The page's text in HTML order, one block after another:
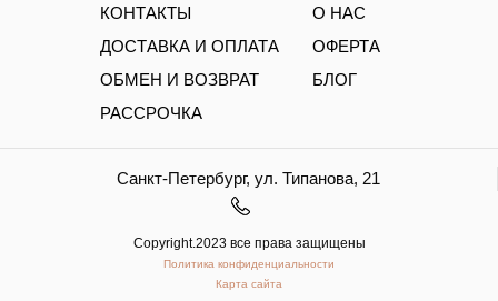
КОНТАКТЫ
ДОСТАВКА И ОПЛАТА
ОБМЕН И ВОЗВРАТ
РАССРОЧКА
О НАС
ОФЕРТА
БЛОГ
Санкт-Петербург, ул. Типанова, 21
Copyright.2023 все права защищены
Политика конфиденциальности
Карта сайта